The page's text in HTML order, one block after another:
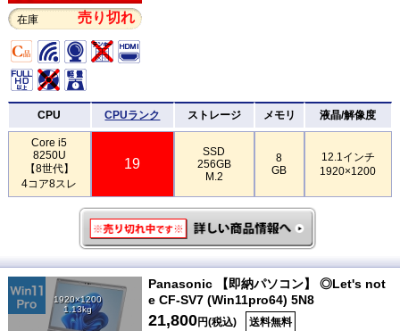
在庫 売り切れ
CPU CPUランク ストレージ メモリ 液晶/解像度
Core i5
8250U
【8世代】
4コア8スレ
19
SSD
256GB
M.2
8
GB
12.1インチ
1920×1200
1920×1200
1.13kg
Panasonic 【即納パソコン】 ◎Let's not
e CF-SV7 (Win11pro64) 5N8
21,800円(税込) 送料無料